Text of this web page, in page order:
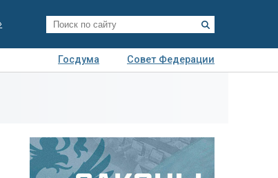
Госдума
Совет Федерации